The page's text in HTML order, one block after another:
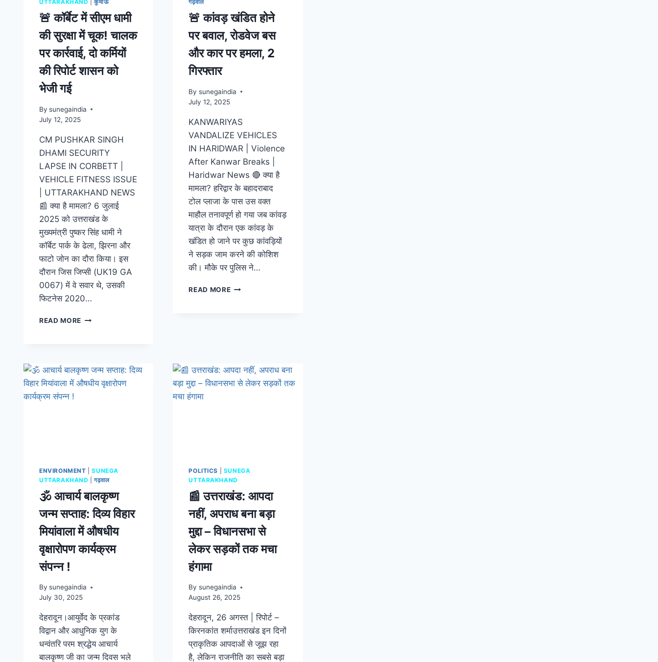
UTTARAKHAND
|कुमाऊं
🚨 कॉर्बेट में सीएम धामी
की सुरक्षा में चूक! चालक
पर कार्रवाई, दो कर्मियों
की रिपोर्ट शासन को
भेजी गई
By sunegaindia
July 12, 2025
CM PUSHKAR SINGH
DHAMI SECURITY
LAPSE IN CORBETT |
VEHICLE FITNESS ISSUE
| UTTARAKHAND NEWS
📰 क्या है मामला? 6 जुलाई
2025 को उत्तराखंड के
मुख्यमंत्री पुष्कर सिंह धामी ने
कॉर्बेट पार्क के ढेला, झिरना और
फाटो जोन का दौरा किया। इस
दौरान जिस जिप्सी (UK19 GA
0067) में वे सवार थे, उसकी
फिटनेस 2020…
READ MORE
गढ़वाल
🚨 कांवड़ खंडित होने
पर बवाल, रोडवेज बस
और कार पर हमला, 2
गिरफ्तार
By sunegaindia
July 12, 2025
KANWARIYAS
VANDALIZE VEHICLES
IN HARIDWAR | Violence
After Kanwar Breaks |
Haridwar News 🔴 क्या है
मामला? हरिद्वार के बहादराबाद
टोल प्लाजा के पास उस वक्त
माहौल तनावपूर्ण हो गया जब कांवड़
यात्रा के दौरान एक कांवड़ के
खंडित हो जाने पर कुछ कांवड़ियों
ने सड़क जाम करने की कोशिश
की। मौके पर पुलिस ने…
READ MORE
ENVIRONMENT |SUNEGA
UTTARAKHAND
|गढ़वाल
🕉️ आचार्य बालकृष्ण
जन्म सप्ताह: दिव्य विहार
मियांवाला में औषधीय
वृक्षारोपण कार्यक्रम
संपन्न !
By sunegaindia
July 30, 2025
देहरादून।आयुर्वेद के प्रकांड
विद्वान और आधुनिक युग के
धन्वंतरि परम श्रद्धेय आचार्य
बालकृष्ण जी का जन्म दिवस भले
POLITICS
SUNEGA
UTTARAKHAND
📰 उत्तराखंड: आपदा
नहीं, अपराध बना बड़ा
मुद्दा – विधानसभा से
लेकर सड़कों तक मचा
हंगामा
By sunegaindia
August 26, 2025
देहरादून, 26 अगस्त | रिपोर्ट –
किरनकांत शर्माउत्तराखंड इन दिनों
प्राकृतिक आपदाओं से जूझ रहा
है, लेकिन राजनीति का सबसे बड़ा